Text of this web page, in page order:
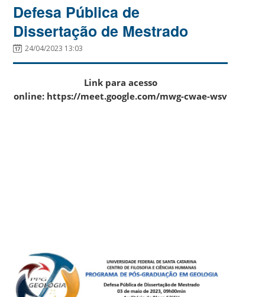
Defesa Pública de
Dissertação de Mestrado
24/04/2023 13:03
Link para acesso
online: https://meet.google.com/mwg-cwae-wsv